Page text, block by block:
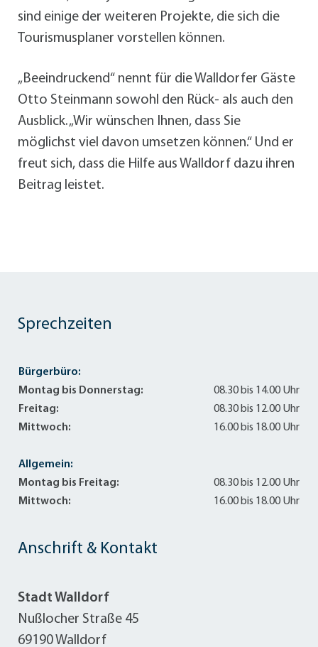
sind einige der weiteren Projekte, die sich die
Tourismusplaner vorstellen können.
„Beeindruckend“ nennt für die Walldorfer Gäste
Otto Steinmann sowohl den Rück- als auch den
Ausblick. „Wir wünschen Ihnen, dass Sie
möglichst viel davon umsetzen können.“ Und er
freut sich, dass die Hilfe aus Walldorf dazu ihren
Beitrag leistet.
Anschrift & Kontakt
Stadt Walldorf
Nußlocher Straße 45
69190 Walldorf
Sprechzeiten
Bürgerbüro:
Montag bis Donnerstag:
08.30 bis 14.00 Uhr
Freitag:
08.30 bis 12.00 Uhr
Mittwoch:
16.00 bis 18.00 Uhr
Allgemein:
Montag bis Freitag:
08.30 bis 12.00 Uhr
Mittwoch:
16.00 bis 18.00 Uhr